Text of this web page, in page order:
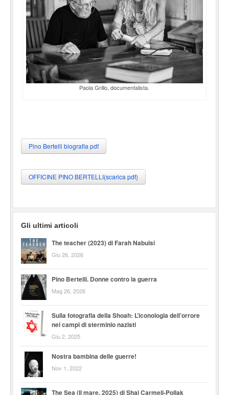
Paola Grillo, documentalista.
Pino Bertelli biografia pdf
OFFICINE PINO BERTELLI(scarica pdf)
Gli ultimi articoli
The teacher (2023) di Farah Nabulsi
Giu 26, 2026
Pino Bertelli. Donne contro la guerra
Mag 26, 2026
Sulla fotografia della Shoah: L’iconologia dell’orrore
nei campi di sterminio nazisti
Giu 2, 2025
Nostra bambina delle guerre!
Nov 1, 2022
The Sea (Il mare, 2025) di Shai Carmeli-Pollak